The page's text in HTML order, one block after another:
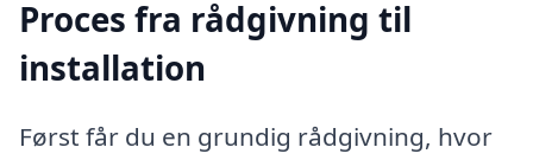
Proces fra rådgivning til
installation
Først får du en grundig rådgivning, hvor